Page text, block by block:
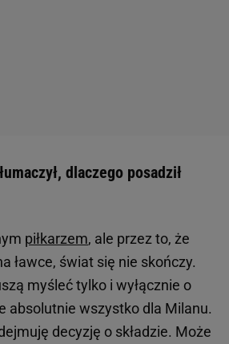
dlaczego posadził
piłkarzem, ale przez to, że
ławce, świat się nie skończy.
myśleć tylko i wyłącznie o
absolutnie wszystko dla Milanu.
decyzję o składzie. Może